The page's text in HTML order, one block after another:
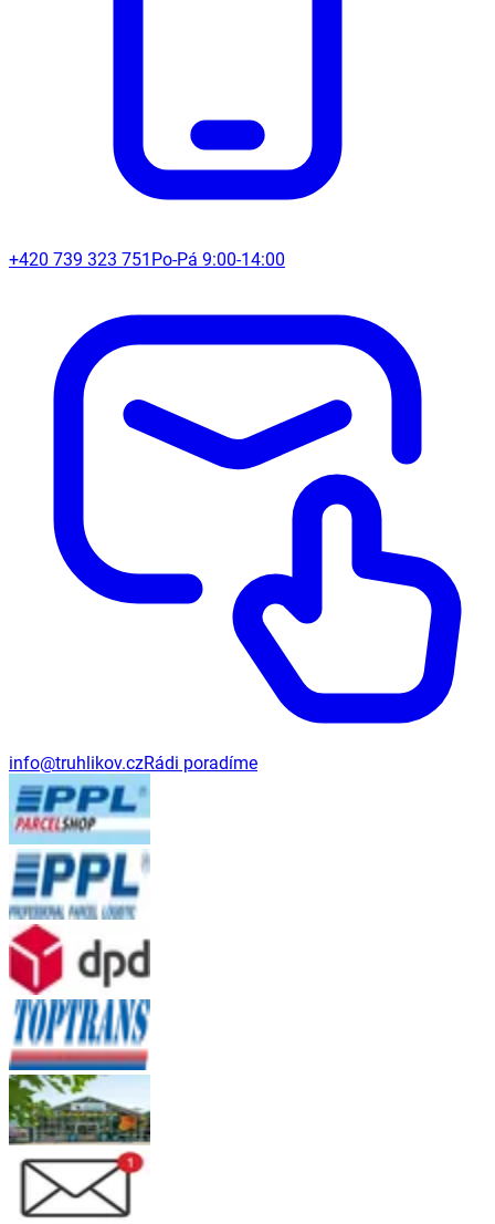
+420 739 323 751 Po-Pá 9:00-14:00
info@truhlikov.czRádi poradíme